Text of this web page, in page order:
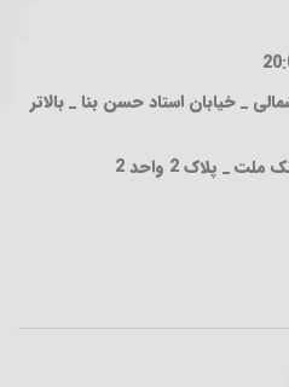
_ خیابان استاد حسن بنا _ بالاتر
_ پلاک 2 واحد 2